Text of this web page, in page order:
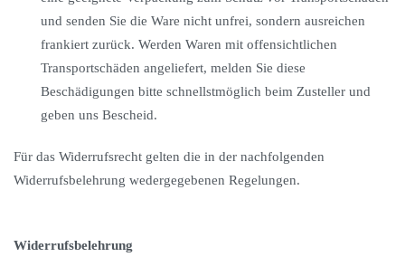
und senden Sie die Ware nicht unfrei, sondern ausreichen
frankiert zurück. Werden Waren mit offensichtlichen
Transportschäden angeliefert, melden Sie diese
Beschädigungen bitte schnellstmöglich beim Zusteller und
geben uns Bescheid.
Für das Widerrufsrecht gelten die in der nachfolgenden
Widerrufsbelehrung wedergegebenen Regelungen.
Widerrufsbelehrung